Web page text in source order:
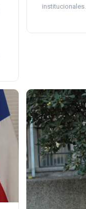
institucionales.